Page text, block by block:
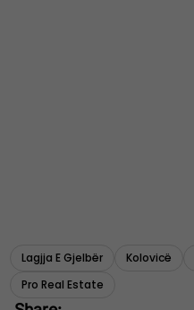
Lagjja E Gjelbër Kolovicë
Pro Real Estate